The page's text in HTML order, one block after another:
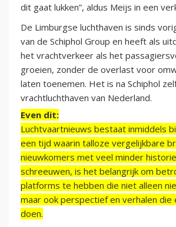
dit gaat lukken”, aldus Meijs in een
De Limburgse luchthaven is sinds
van de Schiphol Group en heeft als
het vrachtverkeer als het
groeien, zonder de overlast voor
laten toenemen. Het is na Schiphol
vrachtluchthaven van Nederland.
Even dit:
Luchtvaartnieuws bestaat inmiddels
een tijd waarin talloze vergelijkbare
nieuwkomers met veel minder
schreeuwen, is het belangrijk om
platforms te hebben die niet alleen
maar ook perspectief en verhalen die
doen.